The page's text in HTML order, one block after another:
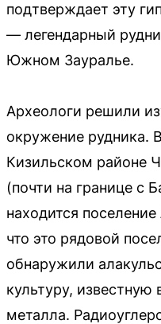
подтверждает эту
— легендарный
Южном Зауралье.
Археологи решили
окружение рудника.
Кизильском районе
(почти на границе с
находится
что это рядовой
обнаружили
культуру,
металла.